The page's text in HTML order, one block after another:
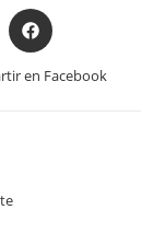
Opens
in
a en Facebook